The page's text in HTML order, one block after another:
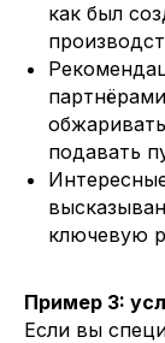
как был
подавать
ключевую
Пример 3:
Если вы